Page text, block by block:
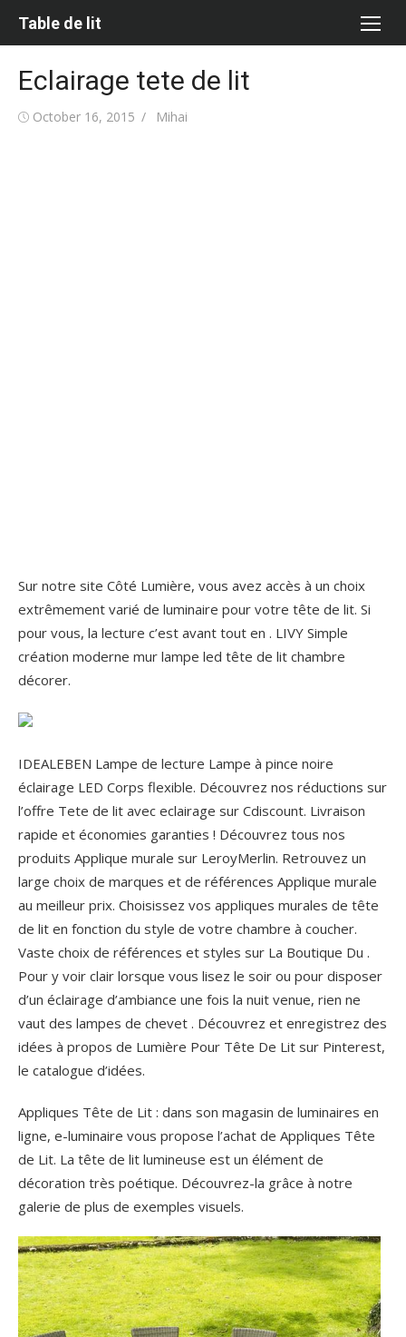
Table de lit
Eclairage tete de lit
Posted
October 16, 2015 Author
Mihai
Sur notre site Côté Lumière, vous avez accès à un choix
extrêmement varié de luminaire pour votre tête de lit. Si
pour vous, la lecture c’est avant tout en . LIVY Simple
création moderne mur lampe led tête de lit chambre
décorer.
IDEALEBEN Lampe de lecture Lampe à pince noire
éclairage LED Corps flexible. Découvrez nos réductions sur
l’offre Tete de lit avec eclairage sur Cdiscount. Livraison
rapide et économies garanties ! Découvrez tous nos
produits Applique murale sur LeroyMerlin. Retrouvez un
large choix de marques et de références Applique murale
au meilleur prix. Choisissez vos appliques murales de tête
de lit en fonction du style de votre chambre à coucher.
Vaste choix de références et styles sur La Boutique Du .
Pour y voir clair lorsque vous lisez le soir ou pour disposer
d’un éclairage d’ambiance une fois la nuit venue, rien ne
vaut des lampes de chevet . Découvrez et enregistrez des
idées à propos de Lumière Pour Tête De Lit sur Pinterest,
le catalogue d’idées.
Appliques Tête de Lit : dans son magasin de luminaires en
ligne, e-luminaire vous propose l’achat de Appliques Tête
de Lit. La tête de lit lumineuse est un élément de
décoration très poétique. Découvrez-la grâce à notre
galerie de plus de exemples visuels.